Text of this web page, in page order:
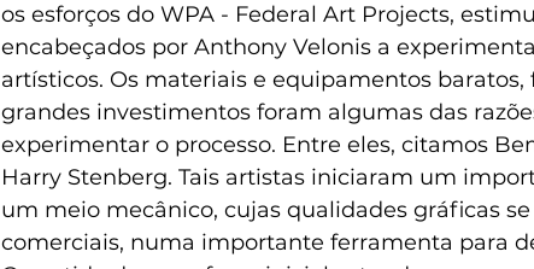
os esforços do WPA - Federal Art Projects,
encabeçados por Anthony Velonis a
artísticos. Os materiais e equipamentos
grandes investimentos foram algumas das
experimentar o processo. Entre eles, citamos
Harry Stenberg. Tais artistas iniciaram um
um meio mecânico, cujas qualidades gráficas
comerciais, numa importante ferramenta para